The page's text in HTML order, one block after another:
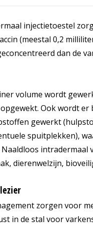
injectietoestel
(meestal 0,2
dan de
volume wordt
Ook wordt er
gewerkt
spuitplekken),
intradermaal
dierenwelzijn,
zorgen voor
in de stal voor